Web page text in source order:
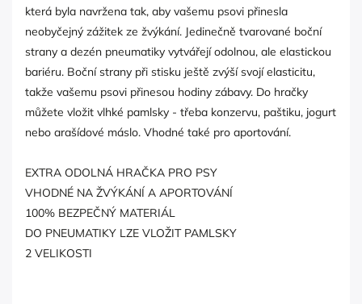
která byla navržena tak, aby vašemu psovi přinesla
neobyčejný zážitek ze žvýkání. Jedinečně tvarované boční
strany a dezén pneumatiky vytvářejí odolnou, ale elastickou
bariéru. Boční strany při stisku ještě zvýší svojí elasticitu,
takže vašemu psovi přinesou hodiny zábavy. Do hračky
můžete vložit vlhké pamlsky - třeba konzervu, paštiku, jogurt
nebo arašídové máslo. Vhodné také pro aportování.
EXTRA ODOLNÁ HRAČKA PRO PSY
VHODNÉ NA ŽVÝKÁNÍ A APORTOVÁNÍ
100% BEZPEČNÝ MATERIÁL
DO PNEUMATIKY LZE VLOŽIT PAMLSKY
2 VELIKOSTI